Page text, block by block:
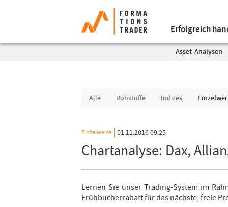
Erfolgreich
Asset-Analysen
Alle Rohstoffe Indizes
Einzelwerte 01.11.2016 09:25
Chartanalyse: Dax,
Lernen Sie unser Trading-System im
Frühbucherrabatt für das nächste, freie